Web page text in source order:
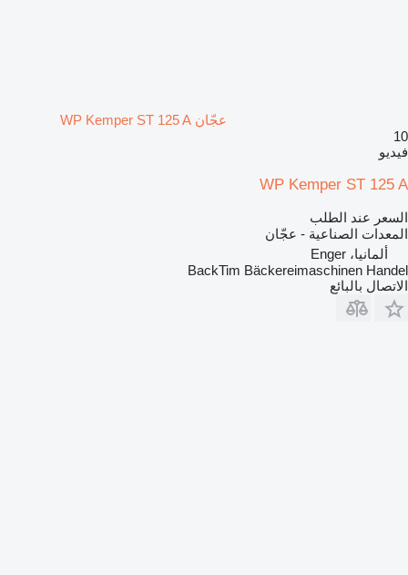
عجّان WP Kemper ST 125 A
10
فيديو
WP Kemper ST 125 A
السعر عند الطلب
المعدات الصناعية - عجّان
ألمانيا، Enger
BackTim Bäckereimaschinen Handel
الاتصال بالبائع